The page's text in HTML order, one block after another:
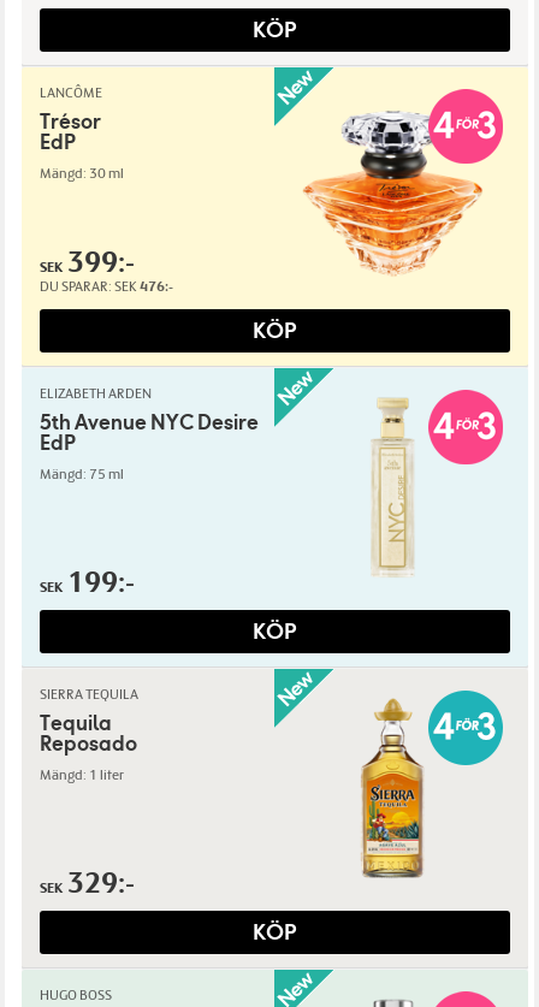
KÖP
LANCÔME
Trésor
EdP
Mängd: 30 ml
SEK 399:-
DU SPARAR: SEK 476:-
KÖP
ELIZABETH ARDEN
5th Avenue NYC Desire
EdP
Mängd: 75 ml
SEK 199:-
KÖP
SIERRA TEQUILA
Tequila
Reposado
Mängd: 1 liter
SEK 329:-
KÖP
HUGO BOSS